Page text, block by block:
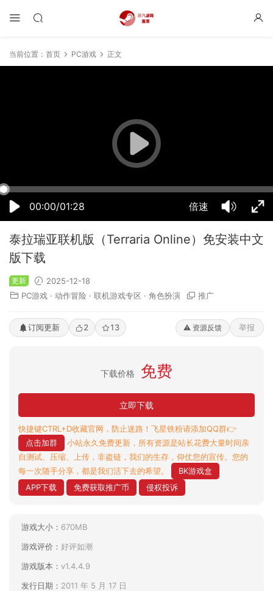
当前位置： 首页 PC游戏 正文
00:00/01:28 倍速
50% 75% 100%
泰拉瑞亚联机版（Terraria Online）免安装中文
版下载
更新
2025-12-18
PC游戏 · 动作冒险 · 联机游戏专区 · 角色扮演 推广
订阅更新 2 13 ⚠️ 资源反馈 举报
下载价格 免费
立即下载
快捷键CTRL+D收藏官网，防止迷路！飞星铁粉请添加QQ群👉
点击加群
小站永久免费更新，所有资源是站长花费大量时间亲
自测试、压缩、上传，非盗链，我们的生存，仰仗您的宣传。您的
每一次随手分享，都是我们活下去的希望。
BK游戏盒
APP下载
免费获取推广币 侵权投诉
游戏大小： 670MB
游戏评价： 好评如潮
游戏版本： v1.4.4.9
发行日期： 2011 年 5 月 17 日